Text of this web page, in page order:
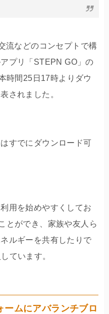
流などのコンセプトで構
プリ「STEPN GO」の
時間25日17時よりダウ
されました。
すでにダウンロード可
用を始めやすくしてお
とができ、家族や友人ら
ルギーを共有したりで
ています。
ームにアバランチブロ